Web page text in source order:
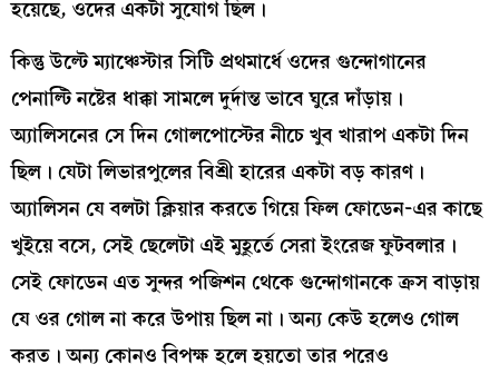
হয়েছে, ওদের একটা সুযোগ ছিল।
কিন্তু উল্টে ম্যাঞ্চেস্টার সিটি প্রথমার্ধে ওদের গুন্দোগানের
পেনাল্টি নষ্টের ধাক্কা সামলে দুর্দান্ত ভাবে ঘুরে দাঁড়ায়।
অ্যালিসনের সে দিন গোলপোস্টের নীচে খুব খারাপ একটা দিন
ছিল। যেটা লিভারপুলের বিশ্রী হারের একটা বড় কারণ।
অ্যালিসন যে বলটা ক্লিয়ার করতে গিয়ে ফিল ফোডেন-এর কাছে
খুইয়ে বসে, সেই ছেলেটা এই মুহূর্তে সেরা ইংরেজ ফুটবলার।
সেই ফোডেন এত সুন্দর পজিশন থেকে গুন্দোগানকে ক্রস বাড়ায়
যে ওর গোল না করে উপায় ছিল না। অন্য কেউ হলেও গোল
করত। অন্য কোনও বিপক্ষ হলে হয়তো তার পরেও